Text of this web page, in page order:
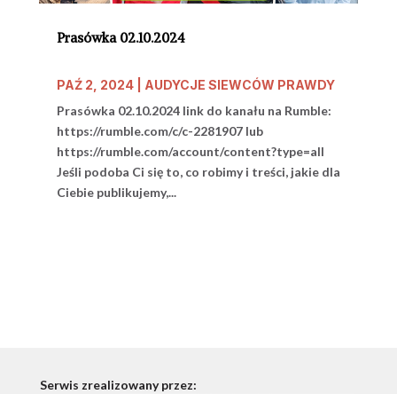
Prasówka 02.10.2024
PAŹ 2, 2024| AUDYCJE SIEWCÓW PRAWDY
Prasówka 02.10.2024 link do kanału na Rumble:
https://rumble.com/c/c-2281907 lub
https://rumble.com/account/content?type=all
Jeśli podoba Ci się to, co robimy i treści, jakie dla
Ciebie publikujemy,...
Serwis zrealizowany przez: